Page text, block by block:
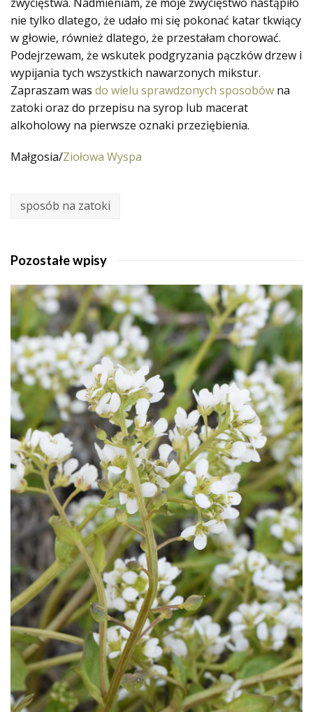
nie tylko dlatego, że udało mi się pokonać katar tkwiący
w głowie, również dlatego, że przestałam chorować.
Podejrzewam, że wskutek podgryzania pączków drzew i
wypijania tych wszystkich nawarzonych mikstur.
Zapraszam was do wielu sprawdzonych sposobów na
zatoki oraz do przepisu na syrop lub macerat
alkoholowy na pierwsze oznaki przeziębienia.
Małgosia/Ziołowa Wyspa
sposób na zatoki
Pozostałe wpisy